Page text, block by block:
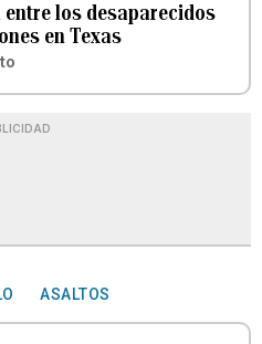
los desaparecidos
en Texas
ASALTOS